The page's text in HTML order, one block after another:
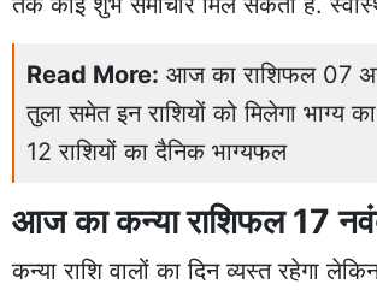
Read More: आज का राशिफल 07
तुला समेत इन राशियों को मिलेगा भाग्य
12 राशियों का दैनिक भाग्यफल
आज का कन्या राशिफल 17
कन्या राशि वालों का दिन व्यस्त रहेगा